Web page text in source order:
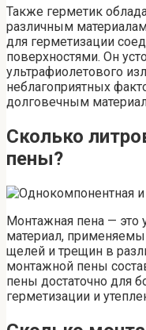
Также герметик
различным
для герметизации
поверхностями. Он
ультрафиолетового
неблагоприятных
долговечным
Сколько
пены?
Монтажная пена — это
материал,
щелей и трещин в
монтажной пены
пены достаточно для
герметизации и